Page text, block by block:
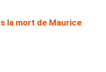
la mort de Maurice